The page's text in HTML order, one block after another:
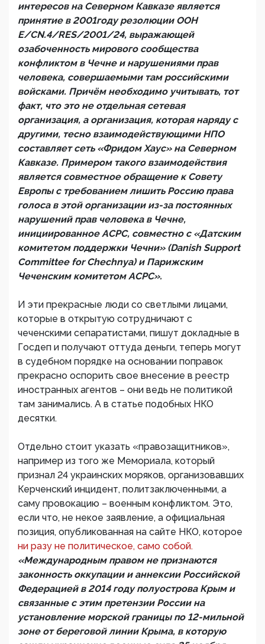
интересов на Северном Кавказе является
принятие в 2001году резолюции ООН
E/CN.4/RES/2001/24, выражающей
озабоченность мирового сообщества
конфликтом в Чечне и нарушениями прав
человека, совершаемыми там российскими
войсками. Причём необходимо учитывать, тот
факт, что это не отдельная сетевая
организация, а организация, которая наряду с
другими, тесно взаимодействующими НПО
составляет сеть «Фридом Хаус» на Северном
Кавказе. Примером такого взаимодействия
является совместное обращение к Совету
Европы с требованием лишить Россию права
голоса в этой организации из-за постоянных
нарушений прав человека в Чечне,
инициированное ACPC, совместно с «Датским
комитетом поддержки Чечни» (Danish Support
Committee for Chechnya) и Парижским
Чеченским комитетом АСРС».
И эти прекрасные люди со светлыми лицами,
которые в открытую сотрудничают с
чеченскими сепаратистами, пишут докладные в
Госдеп и получают оттуда деньги, теперь могут
в судебном порядке на основании поправок
прекрасно оспорить свое внесение в реестр
иностранных агентов – они ведь не политикой
там занимались. А в статье подобных НКО
десятки.
Отдельно стоит указать «правозащитников»,
например из того же Мемориала, который
признал 24 украинских моряков, организовавших
Керченский инцидент, политзаключенными, а
саму провокацию – военным конфликтом. Это,
если что, не некое заявление, а официальная
позиция, опубликованная на сайте НКО, которое
ни разу не политическое, само собой.
«Международным правом не признаются
законность оккупации и аннексии Российской
Федерацией в 2014 году полуострова Крым и
связанные с этим претензии России на
установление морской границы по 12-мильной
зоне от береговой линии Крыма, в которую